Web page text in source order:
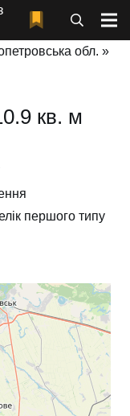
обл. »
кв. м
першого типу